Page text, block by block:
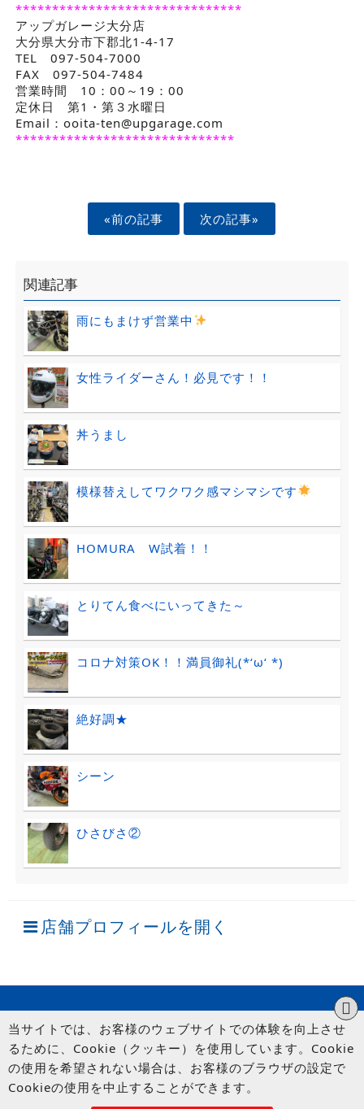
*******************************
アップガレージ大分店
大分県大分市下郡北1-4-17
TEL 097-504-7000
FAX 097-504-7484
営業時間 10：00～19：00
定休日 第1・第３水曜日
Email：ooita-ten@upgarage.com
******************************
«前の記事 次の記事»
関連記事
雨にもまけず営業中
女性ライダーさん！必見です！！
丼うまし
模様替えしてワクワク感マシマシです
HOMURA W試着！！
とりてん食べにいってきた～
コロナ対策OK！！満員御礼(*‘ω‘ *)
絶好調★
シーン
ひさびさ②
店舗プロフィールを開く
当サイトでは、お客様のウェブサイトでの体験を向上させ
るために、Cookie（クッキー）を使用しています。Cookie
の使用を希望されない場合は、お客様のブラウザの設定で
Cookieの使用を中止することができます。